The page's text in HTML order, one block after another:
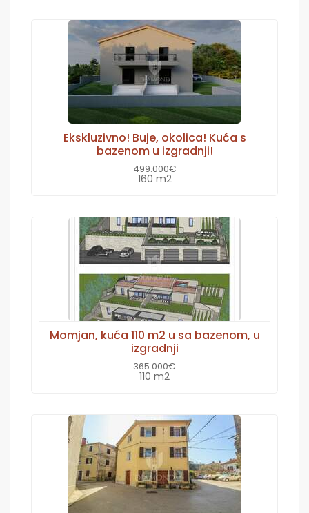
Ekskluzivno! Buje, okolica! Kuća s
bazenom u izgradnji!
499.000€
160 m2
Momjan, kuća 110 m2 u sa bazenom, u
izgradnji
365.000€
110 m2